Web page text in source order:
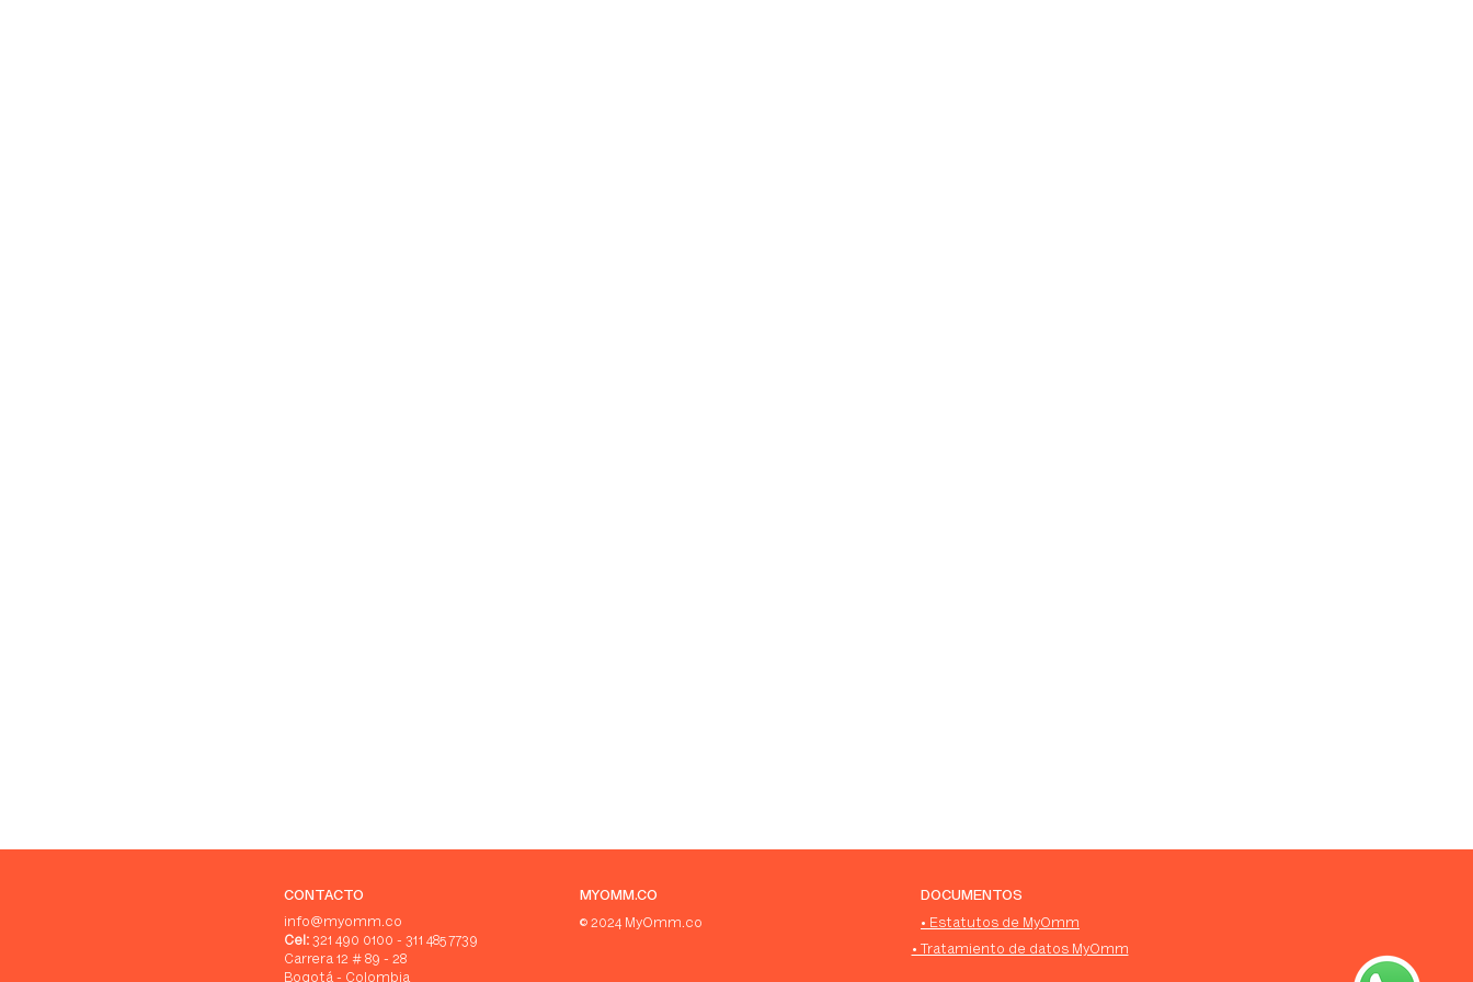
CONTACTO
info@myomm.co
Cel: 321 490 0100 - 311 485 7739
Carrera 12 # 89 - 28
MYOMM.CO
© 2024 MyOmm.co
DOCUMENTOS
• Estatutos de MyOmm
• Tratamiento de datos MyOmm